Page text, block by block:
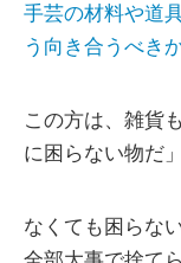
手芸の材料や道
う向き合うべき
この方は、雑貨
に困らない物だ
なくても困らな